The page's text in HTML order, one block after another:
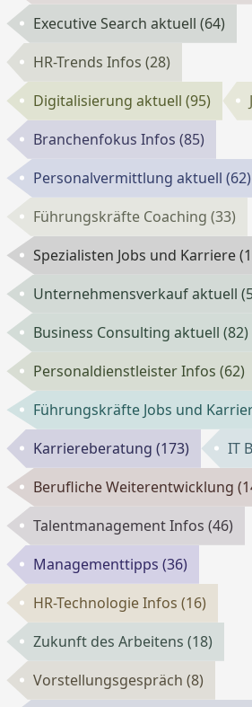
Executive Search aktuell(64)
HR-Trends Infos(28)
Digitalisierung aktuell(95)
Branchenfokus Infos(85)
Personalvermittlung aktuell(62)
Führungskräfte Coaching(33)
Spezialisten Jobs und Karriere
Unternehmensverkauf aktuell
Business Consulting aktuell(82)
Personaldienstleister Infos(62)
Führungskräfte Jobs und
Karriereberatung(173) IT
Berufliche Weiterentwicklung
Talentmanagement Infos(46)
Managementtipps(36)
HR-Technologie Infos(16)
Zukunft des Arbeitens(18)
Vorstellungsgespräch(8)